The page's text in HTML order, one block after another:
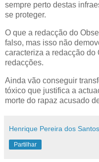
sempre perto destas
se proteger.
O que a redacção do
falso, mas isso não
caracteriza a redacção do
redacções.
Ainda vão conseguir
tóxico que justifica a
morte do rapaz acusado
Henrique Pereira dos Santos
Partilhar